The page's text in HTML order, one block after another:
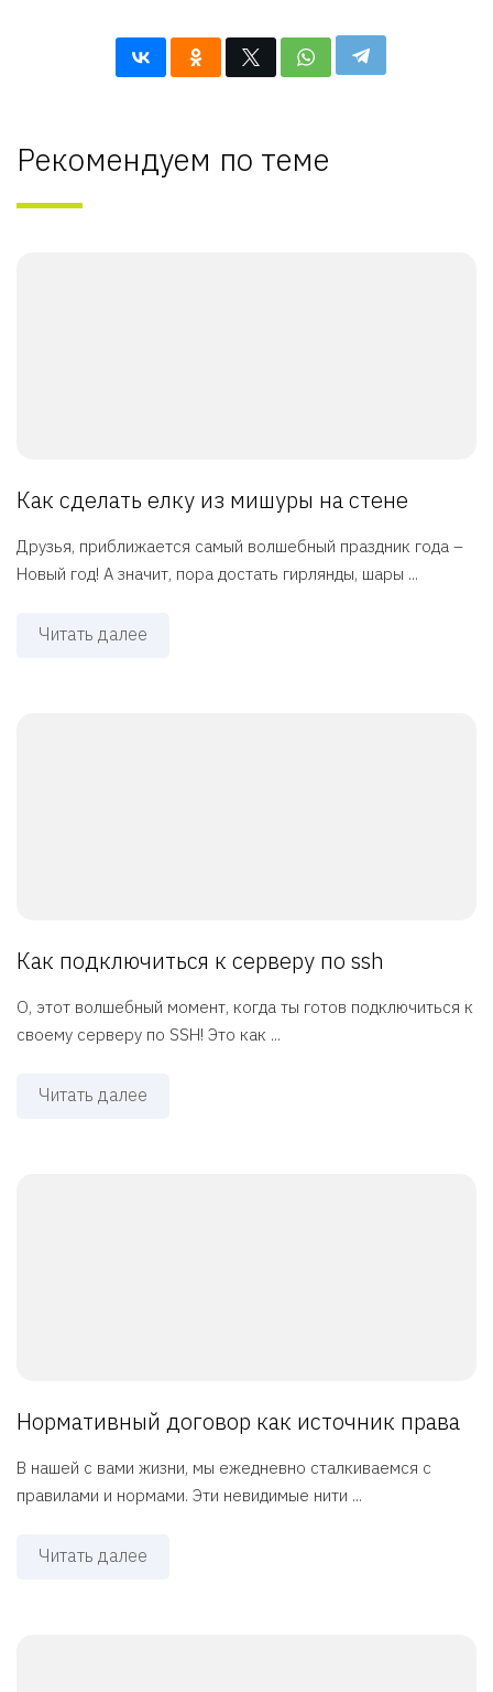
Рекомендуем по теме
Как сделать елку из мишуры на стене
Друзья, приближается самый волшебный праздник года –
Новый год! А значит, пора достать гирлянды, шары ...
Читать далее
Как подключиться к серверу по ssh
О, этот волшебный момент, когда ты готов подключиться к
своему серверу по SSH! Это как ...
Читать далее
Нормативный договор как источник права
В нашей с вами жизни, мы ежедневно сталкиваемся с
правилами и нормами. Эти невидимые нити ...
Читать далее